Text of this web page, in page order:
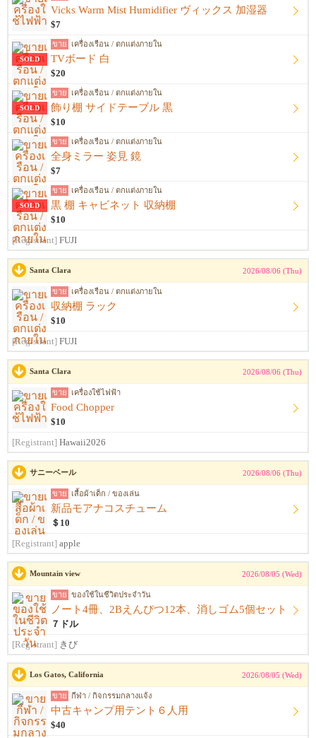
Vicks Warm Mist Humidifier ヴィックス 加湿器
$7
SOLD
ขาย เครื่องเรือน / ตกแต่งภายใน
TVボード 白
$20
SOLD
ขาย เครื่องเรือน / ตกแต่งภายใน
飾り棚 サイドテーブル 黒
$10
ขาย เครื่องเรือน / ตกแต่งภายใน
全身ミラー 姿見 鏡
$7
SOLD
ขาย เครื่องเรือน / ตกแต่งภายใน
黒 棚 キャビネット 収納棚
$10
[Registrant] FUJI
Santa Clara 2026/08/06 (Thu)
ขาย เครื่องเรือน / ตกแต่งภายใน
収納棚 ラック
$10
[Registrant] FUJI
Santa Clara 2026/08/06 (Thu)
ขาย เครื่องใช้ไฟฟ้า
Food Chopper
$10
[Registrant] Hawaii2026
サニーベール 2026/08/06 (Thu)
ขาย เสื้อผ้าเด็ก / ของเล่น
新品モアナコスチューム
＄10
[Registrant] apple
Mountain view 2026/08/05 (Wed)
ขาย ของใช้ในชีวิตประจำวัน
ノート4冊、2Bえんぴつ12本、消しゴム5個セット
７ドル
[Registrant] きび
Los Gatos, California 2026/08/05 (Wed)
ขาย กีฬา / กิจกรรมกลางแจ้ง
中古キャンプ用テント６人用
$40